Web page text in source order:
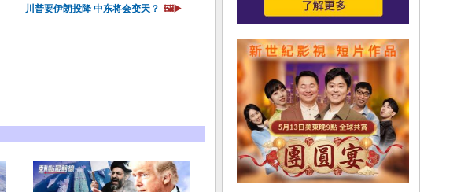
川普要伊朗投降 中东将会变天？ 🖼️▶️